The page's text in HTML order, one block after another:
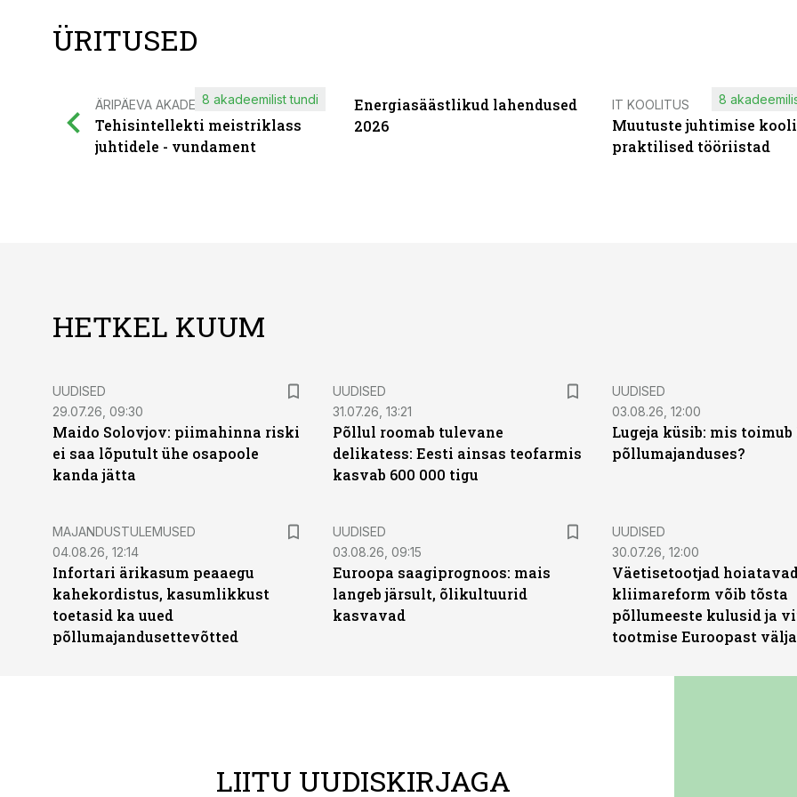
ÜRITUSED
ÄRIPÄEVA AKADEEMIA
Tehisintellekti meistriklass
juhtidele - vundament
8 akadeemilist tundi
Energiasäästlikud lahendused
2026
IT KOOLITUS
Muutuste juhtimise
praktilised tööriistad
8
HETKEL KUUM
UUDISED
29.07.26, 09:30
Maido Solovjov: piimahinna riski
ei saa lõputult ühe osapoole
kanda jätta
UUDISED
31.07.26, 13:21
Põllul roomab tulevane
delikatess: Eesti ainsas teofarmis
kasvab 600 000 tigu
UUDISED
03.08.26, 12:00
Lugeja küsib: mis
põllumajanduses?
MAJANDUSTULEMUSED
04.08.26, 12:14
Infortari ärikasum peaaegu
kahekordistus, kasumlikkust
toetasid ka uued
põllumajandusettevõtted
UUDISED
03.08.26, 09:15
Euroopa saagiprognoos: mais
langeb järsult, õlikultuurid
kasvavad
UUDISED
30.07.26, 12:00
Väetisetootjad
kliimareform võib tõsta
põllumeeste kulusid ja
tootmise Euroopast välja
LIITU UUDISKIRJAGA